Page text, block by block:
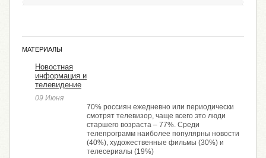
МАТЕРИАЛЫ
Новостная
информация и
телевидение
09 Июня
70% россиян ежедневно или периодически
смотрят телевизор, чаще всего это люди
старшего возраста – 77%. Среди
телепрограмм наиболее популярны новости
(40%), художественные фильмы (30%) и
телесериалы (19%)